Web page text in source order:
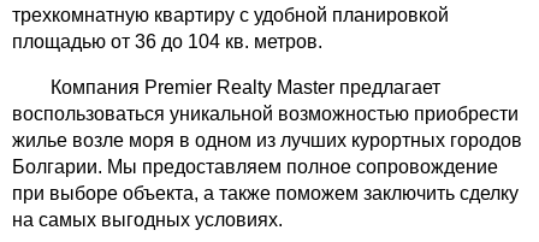
трехкомнатную квартиру с удобной планировкой
площадью от 36 до 104 кв. метров.
Компания Premier Realty Master предлагает
воспользоваться уникальной возможностью приобрести
жилье возле моря в одном из лучших курортных городов
Болгарии. Мы предоставляем полное сопровождение
при выборе объекта, а также поможем заключить сделку
на самых выгодных условиях.